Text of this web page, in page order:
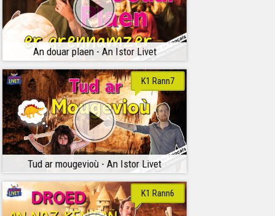
An douar plaen - An Istor Livet
Tud ar mougevioù - An Istor Livet
K1 Rann7
K1 Rann6